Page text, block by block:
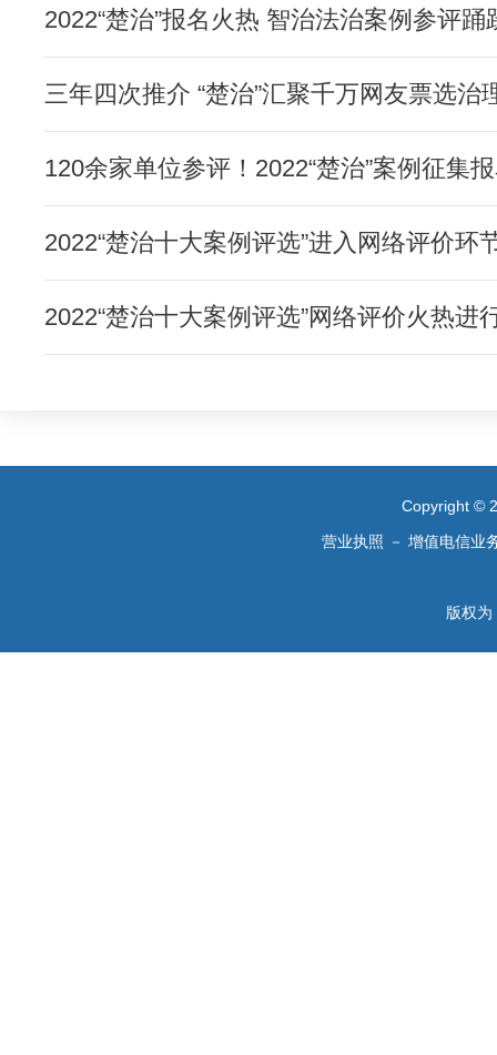
2022“楚治”报名火热 智治法治案例参评踊
三年四次推介 “楚治”汇聚千万网友票选治
120余家单位参评！2022“楚治”案例征集
2022“楚治十大案例评选”进入网络评价环
2022“楚治十大案例评选”网络评价火热进
Copyright ©
营业执照 － 增值电信业
版权